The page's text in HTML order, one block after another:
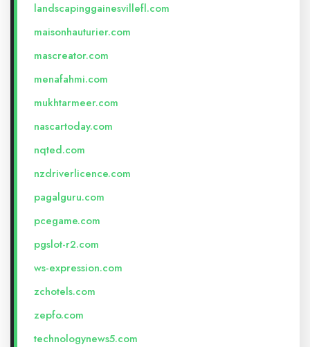
landscapinggainesvillefl.com
maisonhauturier.com
mascreator.com
menafahmi.com
mukhtarmeer.com
nascartoday.com
nqted.com
nzdriverlicence.com
pagalguru.com
pcegame.com
pgslot-r2.com
ws-expression.com
zchotels.com
zepfo.com
technologynews5.com